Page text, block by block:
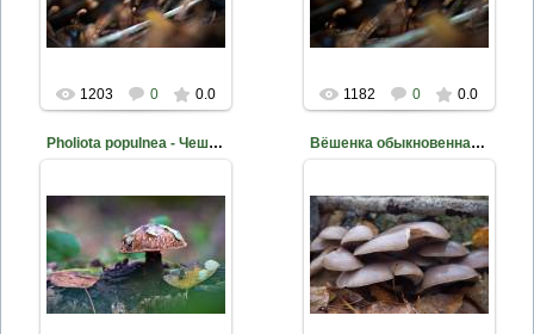
mite
1203 0 0.0
mite
1182 0 0.0
Pholiota populnea - Чешуйчатка разрушающая
2014-03-03
Фото Д. Жуков
mite
Вёшенка обыкновенная - Pleurotus ostreatus
2014-02-26
Фото Д. Жуков
mite